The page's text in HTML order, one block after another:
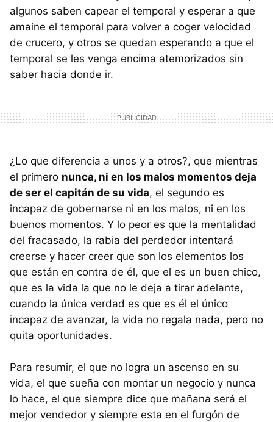
algunos saben capear el temporal y esperar a que
amaine el temporal para volver a coger velocidad
de crucero, y otros se quedan esperando a que el
temporal se les venga encima atemorizados sin
saber hacia donde ir.
¿Lo que diferencia a unos y a otros?, que mientras
el primero nunca, ni en los malos momentos deja
de ser el capitán de su vida, el segundo es
incapaz de gobernarse ni en los malos, ni en los
buenos momentos. Y lo peor es que la mentalidad
del fracasado, la rabia del perdedor intentará
creerse y hacer creer que son los elementos los
que están en contra de él, que el es un buen chico,
que es la vida la que no le deja a tirar adelante,
cuando la única verdad es que es él el único
incapaz de avanzar, la vida no regala nada, pero no
quita oportunidades.
Para resumir, el que no logra un ascenso en su
vida, el que sueña con montar un negocio y nunca
lo hace, el que siempre dice que mañana será el
mejor vendedor y siempre esta en el furgón de